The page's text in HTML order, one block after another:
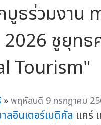
ธร่วมงาน
2026 ชูยุทธ
Tourism"
»พฤหัสบดี 9 กรกฎาคม
ลอินเตอร์เมดิคัล แคร์